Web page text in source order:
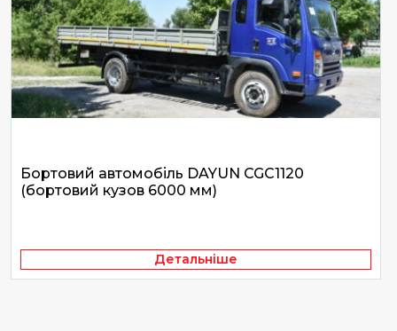
Бортовий автомобіль DAYUN CGC1120
(бортовий кузов 6000 мм)
Детальніше